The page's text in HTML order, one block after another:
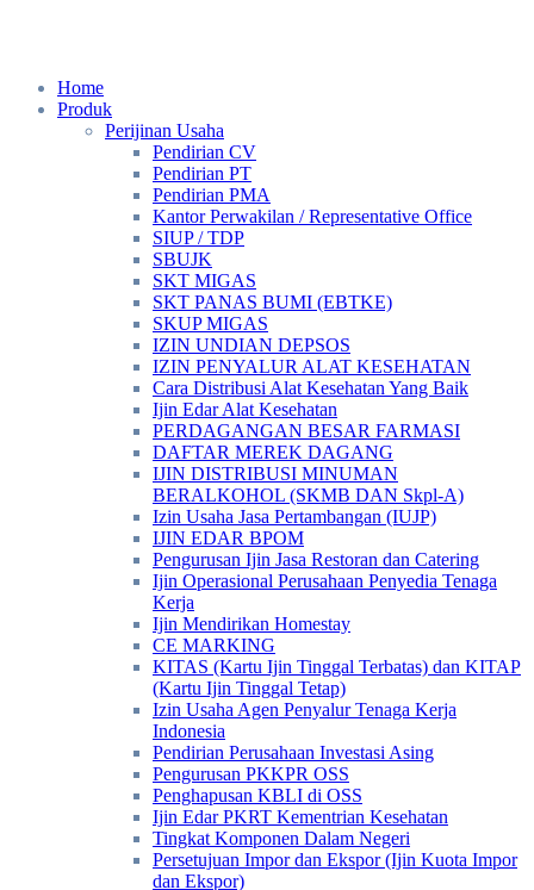
Home
Produk
Perijinan Usaha
Pendirian CV
Pendirian PT
Pendirian PMA
Kantor Perwakilan / Representative Office
SIUP / TDP
SBUJK
SKT MIGAS
SKT PANAS BUMI (EBTKE)
SKUP MIGAS
IZIN UNDIAN DEPSOS
IZIN PENYALUR ALAT KESEHATAN
Cara Distribusi Alat Kesehatan Yang Baik
Ijin Edar Alat Kesehatan
PERDAGANGAN BESAR FARMASI
DAFTAR MEREK DAGANG
IJIN DISTRIBUSI MINUMAN
BERALKOHOL (SKMB DAN Skpl-A)
Izin Usaha Jasa Pertambangan (IUJP)
IJIN EDAR BPOM
Pengurusan Ijin Jasa Restoran dan Catering
Ijin Operasional Perusahaan Penyedia Tenaga
Kerja
Ijin Mendirikan Homestay
CE MARKING
KITAS (Kartu Ijin Tinggal Terbatas) dan KITAP
(Kartu Ijin Tinggal Tetap)
Izin Usaha Agen Penyalur Tenaga Kerja
Indonesia
Pendirian Perusahaan Investasi Asing
Pengurusan PKKPR OSS
Penghapusan KBLI di OSS
Ijin Edar PKRT Kementrian Kesehatan
Tingkat Komponen Dalam Negeri
Persetujuan Impor dan Ekspor (Ijin Kuota Impor
dan Ekspor)